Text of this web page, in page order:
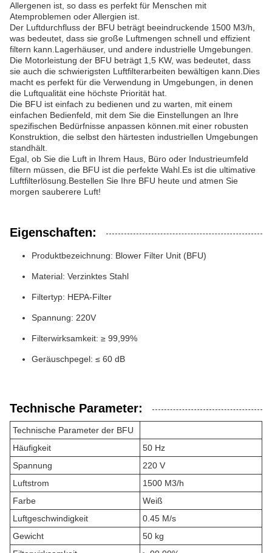
Allergenen ist, so dass es perfekt für Menschen mit
Atemproblemen oder Allergien ist.
Der Luftdurchfluss der BFU beträgt beeindruckende 1500 M3/h,
was bedeutet, dass sie große Luftmengen schnell und effizient
filtern kann.Lagerhäuser, und andere industrielle Umgebungen.
Die Motorleistung der BFU beträgt 1,5 KW, was bedeutet, dass
sie auch die schwierigsten Luftfilterarbeiten bewältigen kann.Dies
macht es perfekt für die Verwendung in Umgebungen, in denen
die Luftqualität eine höchste Priorität hat.
Die BFU ist einfach zu bedienen und zu warten, mit einem
einfachen Bedienfeld, mit dem Sie die Einstellungen an Ihre
spezifischen Bedürfnisse anpassen können.mit einer robusten
Konstruktion, die selbst den härtesten industriellen Umgebungen
standhält.
Egal, ob Sie die Luft in Ihrem Haus, Büro oder Industrieumfeld
filtern müssen, die BFU ist die perfekte Wahl.Es ist die ultimative
Luftfilterlösung.Bestellen Sie Ihre BFU heute und atmen Sie
morgen sauberere Luft!
Eigenschaften:
Produktbezeichnung: Blower Filter Unit (BFU)
Material: Verzinktes Stahl
Filtertyp: HEPA-Filter
Spannung: 220V
Filterwirksamkeit: ≥ 99,99%
Geräuschpegel: ≤ 60 dB
Technische Parameter:
Technische Parameter der BFU
Häufigkeit
50 Hz
Spannung
220 V
Luftstrom
1500 M3/h
Farbe
Weiß
Luftgeschwindigkeit
0.45 M/s
Gewicht
50 kg